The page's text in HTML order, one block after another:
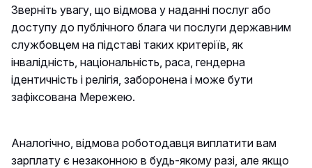
Зверніть увагу, що відмова у наданні послуг або
доступу до публічного блага чи послуги державним
службовцем на підставі таких критеріїв, як
інвалідність, національність, раса, гендерна
ідентичність і релігія, заборонена і може бути
зафіксована Мережею.
Аналогічно, відмова роботодавця виплатити вам
зарплату є незаконною в будь-якому разі, але якщо